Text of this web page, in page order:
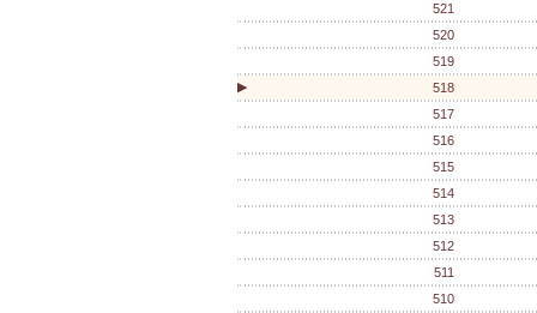
521
520
519
▶
518
517
516
515
514
513
512
511
510